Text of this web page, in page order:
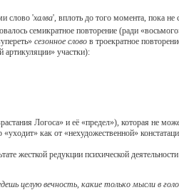
слово 'халва', вплоть до того момента, пока не
семикратное повторение (ради
сезонное слово в троекратное
артикуляции» участки):
Логоса» и её «предел»), которая не
как от «нехудожественной»
жесткой редукции психической
целую вечность, какие только мысли в